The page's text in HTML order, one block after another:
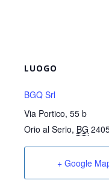
LUOGO
BGQ Srl
Via Portico, 55 b
Orio al Serio, BG
+ Google